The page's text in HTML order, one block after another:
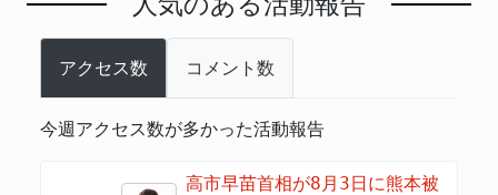
アクセス数 コメント数
今週アクセス数が多かった活動報告
高市早苗首相が8月3日に熊本被